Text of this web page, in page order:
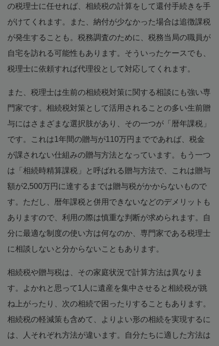
の税理士に任せれば、相続税の計算をして還付手続きを手
がけてくれます。また、納付が少なかった場合は追徴課税
が発生することも。税務調査のために、税務当局の職員が
自宅を訪れる可能性もあります。そういったケースでも、
税理士に依頼すれば代理役として対応してくれます。
また、税理士は生前の相続税対策に関する相談にも強い専
門家です。相続税対策として活用されることの多い生前贈
与にはさまざまな選択肢があり、その一つが「暦年課税」
です。これは1年間の贈与が110万円までであれば、税金
が課されない仕組みの贈与方法となっています。もう一つ
は「相続時精算課税」と呼ばれる贈与方法で、これは贈与
額が2,500万円に達するまでは贈与税がかからないもので
す。ただし、暦年課税と併用できないなどのデメリットも
ありますので、利用の際は慎重な判断が求められます。自
分に最適な制度の使い方は何なのか、専門家である税理士
に相談しないと分からないこともあります。
相続税や贈与税は、その家庭状況で計算方法は異なりま
す。よかれと思って1人に遺産を集中させると相続税が跳
ね上がったり、次の相続で困ったりすることもあります。
相続税の軽減策も含めて、よりよい形の相続を実現するに
は、人それぞれ方法が違います。自分たちに適した方法は